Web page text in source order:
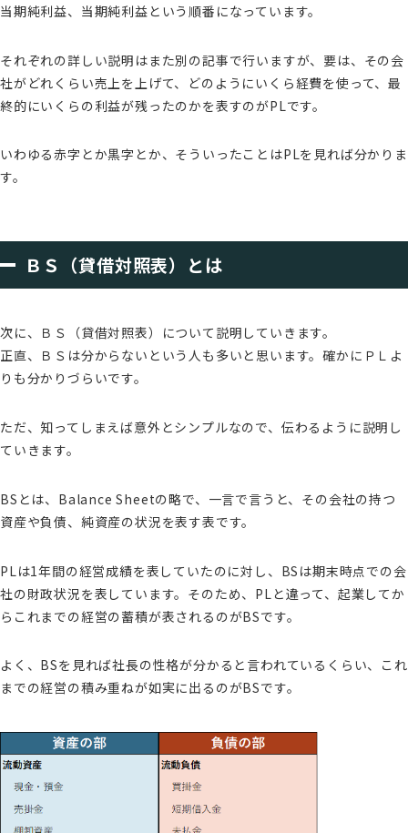
当期純利益、当期純利益という順番になっています。
それぞれの詳しい説明はまた別の記事で行いますが、要は、その会
社がどれくらい売上を上げて、どのようにいくら経費を使って、最
終的にいくらの利益が残ったのかを表すのがPLです。
いわゆる赤字とか黒字とか、そういったことはPLを見れば分かりま
す。
ＢＳ（貸借対照表）とは
次に、ＢＳ（貸借対照表）について説明していきます。
正直、ＢＳは分からないという人も多いと思います。確かにＰＬよ
りも分かりづらいです。
ただ、知ってしまえば意外とシンプルなので、伝わるように説明し
ていきます。
BSとは、Balance Sheetの略で、一言で言うと、その会社の持つ
資産や負債、純資産の状況を表す表です。
PLは1年間の経営成績を表していたのに対し、BSは期末時点での会
社の財政状況を表しています。そのため、PLと違って、起業してか
らこれまでの経営の蓄積が表されるのがBSです。
よく、BSを見れば社長の性格が分かると言われているくらい、これ
までの経営の積み重ねが如実に出るのがBSです。